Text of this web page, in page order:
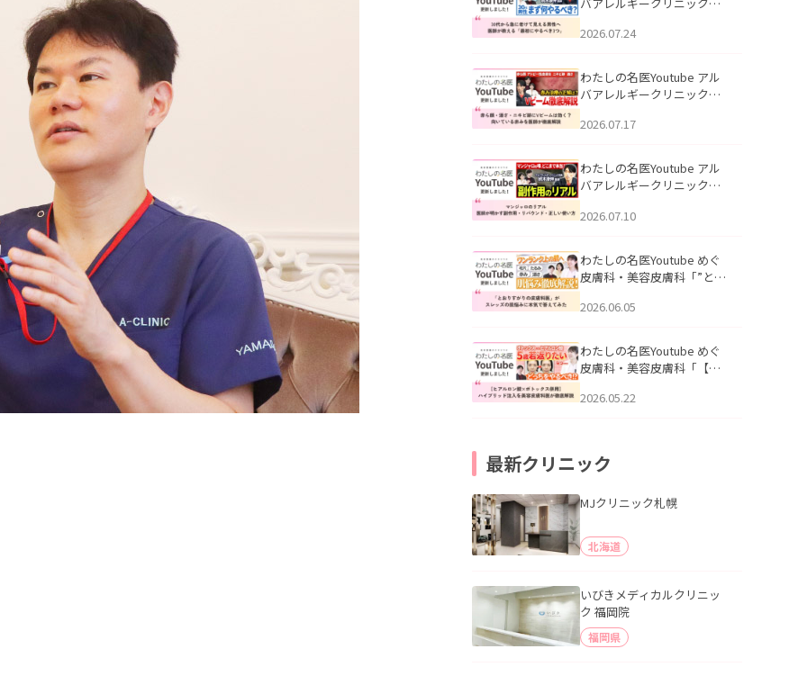
える男性へ｜医師が教える
公開いたしました。
2026.07.24
わたしの名医Youtube アル
バアレルギークリニック札
跡にVビームは効く？向いて
説」を公開いたしました。
2026.07.17
わたしの名医Youtube アル
バアレルギークリニック札
医師が明かす副作用・リバ
公開いたしました。
2026.07.10
わたしの名医Youtube めぐ
皮膚科・美容皮膚科「”とお
ッズの肌悩みに本気で答え
た。
2026.06.05
わたしの名医Youtube めぐ
皮膚科・美容皮膚科「【ヒ
用】ハイブリッド注入を美
2026.05.22
最新クリニック
MJクリニック札幌
北海道
いびきメディカルクリニッ
ク 福岡院
福岡県